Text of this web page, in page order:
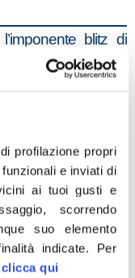
profilazione propri
e inviati di
ai tuoi gusti e
scorrendo
suo elemento
indicate. Per
clicca qui
blitz di
91 persone, viene
d’Italia denuncia
rappresentano
delle attività
si traduce in
pronte a riciclare i
fittizia o
in danno dei
Il Governo deve